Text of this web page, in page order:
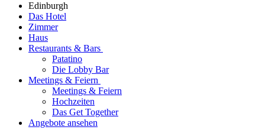
Edinburgh
Das Hotel
Zimmer
Haus
Restaurants & Bars
Patatino
Die Lobby Bar
Meetings & Feiern
Meetings & Feiern
Hochzeiten
Das Get Together
Angebote ansehen